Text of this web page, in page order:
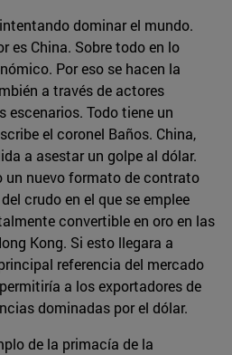
dominar el mundo.
es China. Sobre todo en lo
Por eso se hacen la
a través de actores
escenarios. Todo tiene un
el coronel Baños. China,
a asestar un golpe al dólar.
un nuevo formato de contrato
crudo en el que se emplee
convertible en oro en las
Kong. Si esto llegara a
referencia del mercado
a los exportadores de
dominadas por el dólar.
de la primacía de la